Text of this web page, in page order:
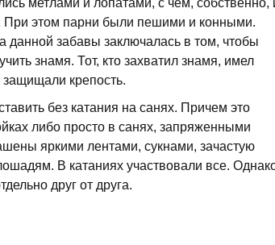
метлами и лопатами, с чем, собственно,
При этом парни были пешими и конными.
данной забавы заключалась в том, чтобы
знамя. Тот, кто захватил знамя, имел
крепость.
без катания на санях. Причем это
либо просто в санях, запряженными
яркими лентами, сукнами, зачастую
В катаниях участвовали все.
друг от друга.